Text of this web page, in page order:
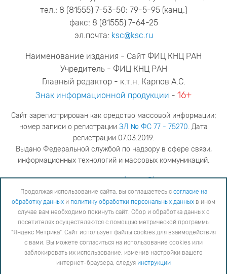
тел.: 8 (81555) 7-53-50; 79-5-95 (канц.)
факс: 8 (81555) 7-64-25
эл.почта: ksc@ksc.ru
Наименование издания - Сайт ФИЦ КНЦ РАН
Учредитель - ФИЦ КНЦ РАН
Главный редактор - к.т.н. Карпов А.С.
Знак информационной продукции - 16+
Сайт зарегистрирован как средство массовой информации;
номер записи о регистрации ЭЛ № ФС 77 - 75270. Дата
регистрации 07.03.2019.
Выдано Федеральной службой по надзору в сфере связи,
информационных технологий и массовых коммуникаций.
адрес редакцииya.stogova@ksc.ru
телефон редакции81555-79-516
Продолжая использование сайта, вы соглашаетесь с согласие на обработку данных
обработки персональных данных
в ином случае вам необходимо покинуть сайт. Сбор и обработка
данных о посетителях осуществляются с помощью метрической программы "Яндекс Метрика".
Сайт использует файлы cookies для взаимодействия с вами. Вы можете согласиться на
использование cookies или заблокировать их использование, изменив настройки вашего интернет-
Продолжая использование сайта, вы соглашаетесь с согласие на
обработку данных и политику обработки персональных данных в ином
случае вам необходимо покинуть сайт. Сбор и обработка данных о
посетителях осуществляются с помощью метрической программы
"Яндекс Метрика". Сайт использует файлы cookies для взаимодействия
с вами. Вы можете согласиться на использование cookies или
заблокировать их использование, изменив настройки вашего
интернет-браузера, следуя инструкции